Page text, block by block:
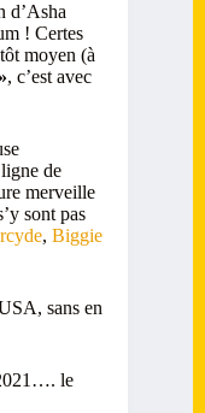
d’Asha
! Certes
moyen (à
, c’est avec
de
merveille
sont pas
, Biggie
sans en
le